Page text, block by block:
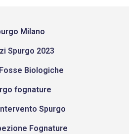
Milano
Spurgo 2023
Biologiche
fognature
Spurgo
Fognature